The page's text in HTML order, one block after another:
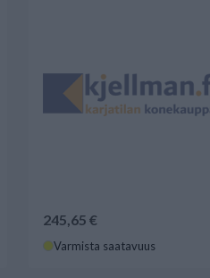
245,65 €
Varmista saatavuus